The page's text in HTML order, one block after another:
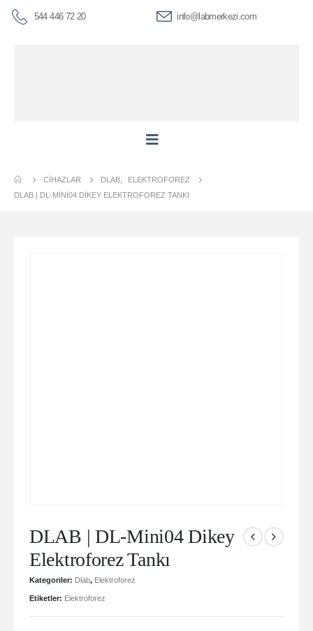
544 446 72 20 info@labmerkezi.com
CIHAZLAR DLAB
ELEKTROFOREZ
DLAB | DL-MINI04 DIKEY ELEKTROFOREZ TANKI
DLAB | DL-Mini04 Dikey
Elektroforez Tankı
Kategoriler: Dlab, Elektroforez
Etiketler: Elektroforez